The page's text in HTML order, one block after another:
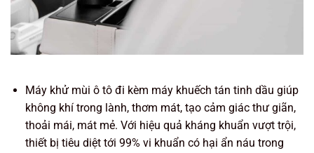
Máy khử mùi ô tô đi kèm máy khuếch tán tinh dầu giúp
không khí trong lành, thơm mát, tạo cảm giác thư giãn,
thoải mái, mát mẻ. Với hiệu quả kháng khuẩn vượt trội,
thiết bị tiêu diệt tới 99% vi khuẩn có hại ẩn náu trong